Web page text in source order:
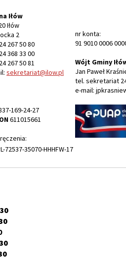
Iłów
Iłów
2
267 50 80
368 33 00
267 50 81
sekretariat@ilow.pl
169-24-27
611015661
72537-35070-HHHFW-17
nr konta:
91 9010 0006
Wójt Gminy
Jan Paweł
tel. sekretariat
e-mail: